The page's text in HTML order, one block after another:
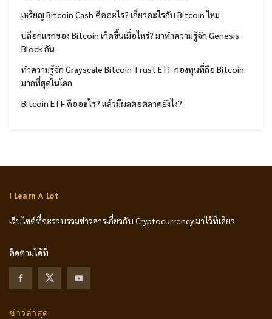
เหรียญ Bitcoin Cash คืออะไร? เกี่ยวอะไรกับ Bitcoin ไหม
บล็อกแรกของ Bitcoin เกิดขึ้นเมื่อไหร่? มาทำความรู้จัก Genesis
Block กัน
ทำความรู้จัก Grayscale Bitcoin Trust ETF กองทุนที่ถือ Bitcoin
มากที่สุดในโลก
Bitcoin ETF คืออะไร? แล้วมีผลต่อตลาดยังไง?
I Learn A Lot
เว็บไซต์ที่จะรวบรวมข่าวสารเกี่ยวกับ Cryptocurrency มาไว้ที่เดียว
ติดตามได้ที่
ข่าวล่าสุด